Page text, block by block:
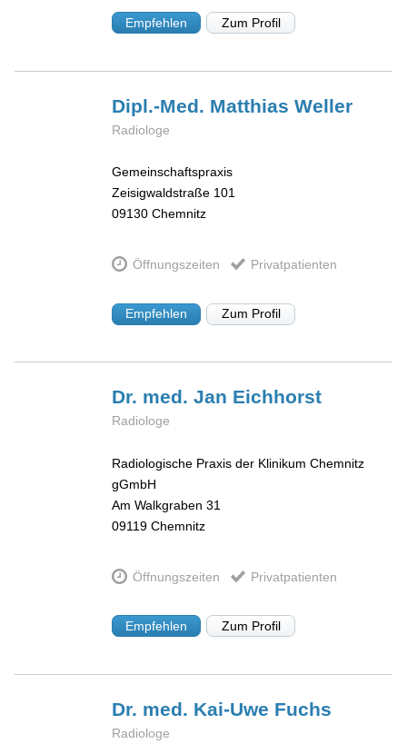
Empfehlen Zum Profil
Dipl.-Med. MatthiasWeller
Radiologe
Gemeinschaftspraxis
Zeisigwaldstraße 101
09130 Chemnitz
Öffnungszeiten Privatpatienten
Empfehlen Zum Profil
Dr. med. Jan Eichhorst
Radiologe
Radiologische Praxis der Klinikum Chemnitz
gGmbH
Am Walkgraben 31
09119 Chemnitz
Öffnungszeiten Privatpatienten
Empfehlen Zum Profil
Dr. med. Kai-Uwe Fuchs
Radiologe